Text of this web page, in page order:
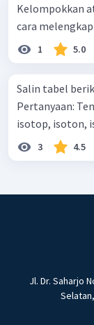
Kelompokkan
cara
1 5.0
Salin tabel
Pertanyaan: Tentukan kelompok unsur yang termasuk
isotop, isoton,
3 4.5
Jl. Dr. Saharjo